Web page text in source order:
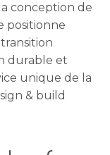
conception de
positionne
durable et
unique de la
& build